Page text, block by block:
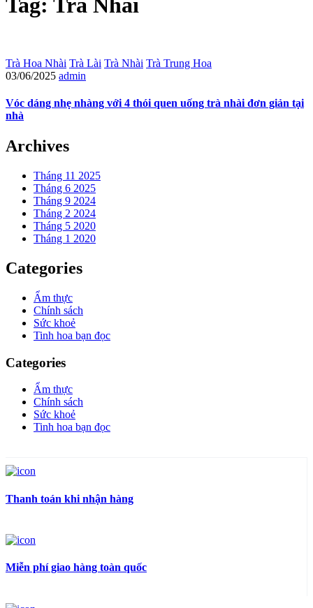
Tag: Trà Nhài
Trà Hoa Nhài Trà Lài Trà Nhài Trà Trung Hoa
03/06/2025 admin
Vóc dáng nhẹ nhàng với 4 thói quen uống trà nhài đơn giản tại
nhà
Archives
Tháng 11 2025
Tháng 6 2025
Tháng 9 2024
Tháng 2 2024
Tháng 5 2020
Tháng 1 2020
Categories
Ẩm thực
Chính sách
Sức khoẻ
Tinh hoa bạn đọc
Categories
Ẩm thực
Chính sách
Sức khoẻ
Tinh hoa bạn đọc
Thanh toán khi nhận hàng
Miễn phí giao hàng toàn quốc